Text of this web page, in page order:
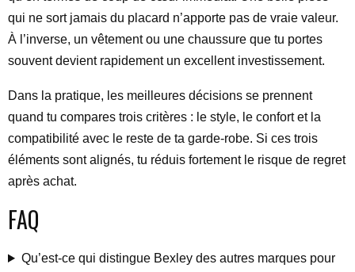
qui ne sort jamais du placard n’apporte pas de vraie valeur.
À l’inverse, un vêtement ou une chaussure que tu portes
souvent devient rapidement un excellent investissement.
Dans la pratique, les meilleures décisions se prennent
quand tu compares trois critères : le style, le confort et la
compatibilité avec le reste de ta garde-robe. Si ces trois
éléments sont alignés, tu réduis fortement le risque de regret
après achat.
FAQ
Qu’est-ce qui distingue Bexley des autres marques pour